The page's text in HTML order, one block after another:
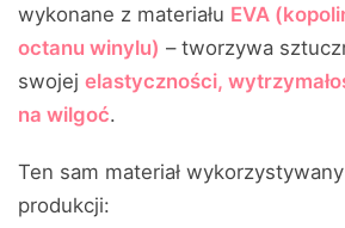
wykonane z materiału EVA
octanu winylu) – tworzywa
swojej elastyczności,
na wilgoć.
Ten sam materiał
produkcji: